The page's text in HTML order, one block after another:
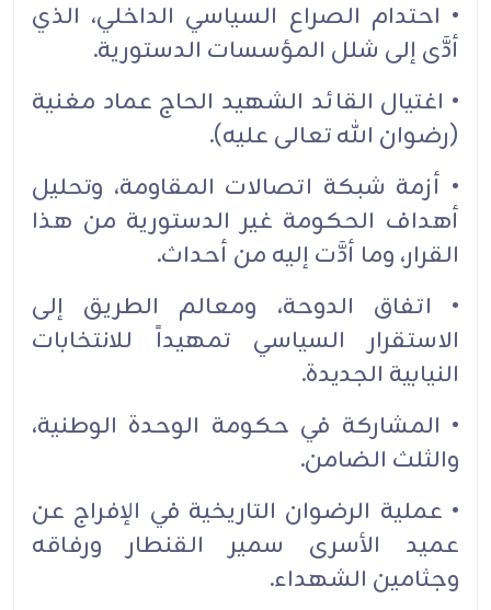
• احتدام الصراع السياسي الداخلي، الذي
أدَّى إلى شلل المؤسسات الدستورية.
• اغتيال القائد الشهيد الحاج عماد مغنية
(رضوان الله تعالى عليه).
• أزمة شبكة اتصالات المقاومة، وتحليل
أهداف الحكومة غير الدستورية من هذا
القرار، وما أدَّت إليه من أحداث.
• اتفاق الدوحة، ومعالم الطريق إلى
الاستقرار السياسي تمهيداً للانتخابات
النيابية الجديدة.
• المشاركة في حكومة الوحدة الوطنية،
والثلث الضامن.
• عملية الرضوان التاريخية في الإفراج عن
عميد الأسرى سمير القنطار ورفاقه
وجثامين الشهداء.